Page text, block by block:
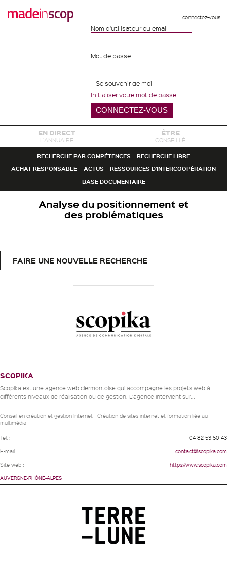
connectez-vous
Nom d'utilisateur ou email
Mot de passe
Se souvenir de moi
Initialiser votre mot de passe
EN DIRECT
L'ANNUAIRE
ÊTRE
CONSEILLÉ
RECHERCHE PAR COMPÉTENCES
RECHERCHE LIBRE
ACHAT RESPONSABLE
ACTUS
RESSOURCES D'INTERCOOPÉRATION
BASE DOCUMENTAIRE
Analyse du positionnement et
des problématiques
FAIRE UNE NOUVELLE RECHERCHE
SCOPIKA
Scopika est une agence web clermontoise qui accompagne les projets web à
différents niveaux de réalisation ou de gestion. L’agence intervient sur...
Conseil en création et gestion Internet - Création de sites internet et formation liée au
multimédia
Tel. : 04 82 53 50 43
E-mail : contact@scopika.com
Site web : https://www.scopika.com
AUVERGNE-RHÔNE-ALPES